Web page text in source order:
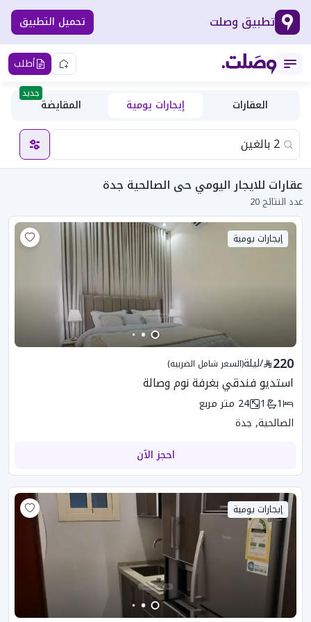
تطبيق وصلت تحميل التطبيق
أطلب
العقارات إيجارات يومية المقايضة
جديد
عقارات للايجار اليومي حى الصالحية جدة
عدد النتائج 20
إيجارات يومية
220
/ليلة(السعر شامل الضريبه)
استديو فندقي بغرفة نوم وصالة
1
1
24 متر مربع
الصالحية, جدة
احجز الآن
إيجارات يومية